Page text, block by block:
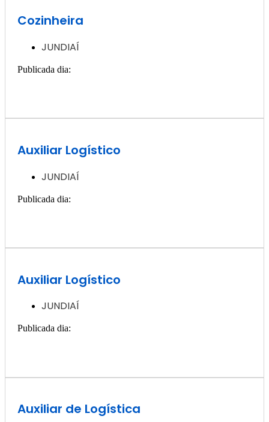
Cozinheira
JUNDIAÍ
Publicada dia:
Auxiliar Logístico
JUNDIAÍ
Publicada dia:
Auxiliar Logístico
JUNDIAÍ
Publicada dia:
Auxiliar de Logística